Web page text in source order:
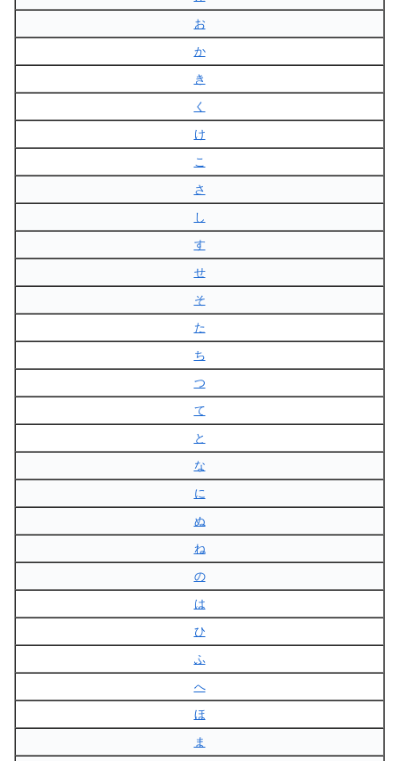
お
か
き
く
け
こ
さ
し
す
せ
そ
た
ち
つ
て
と
な
に
ぬ
ね
の
は
ひ
ふ
へ
ほ
ま